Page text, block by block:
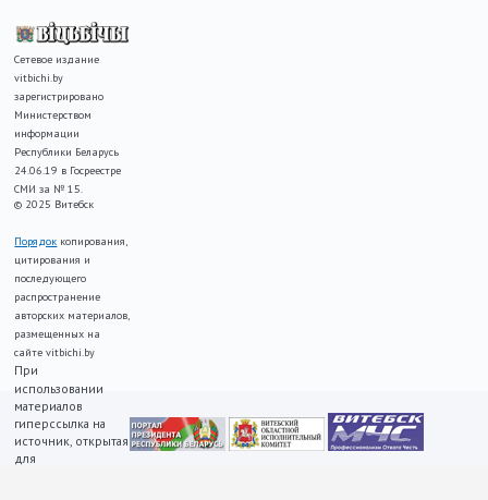
Сетевое издание
vitbichi.by
зарегистрировано
Министерством
информации
Республики Беларусь
24.06.19 в Госреестре
СМИ за № 15.
© 2025 Витебск
Порядок копирования,
цитирования и
последующего
распространение
авторских материалов,
размещенных на
сайте vitbichi.by
При
использовании
материалов
гиперссылка на
источник, открытая
для